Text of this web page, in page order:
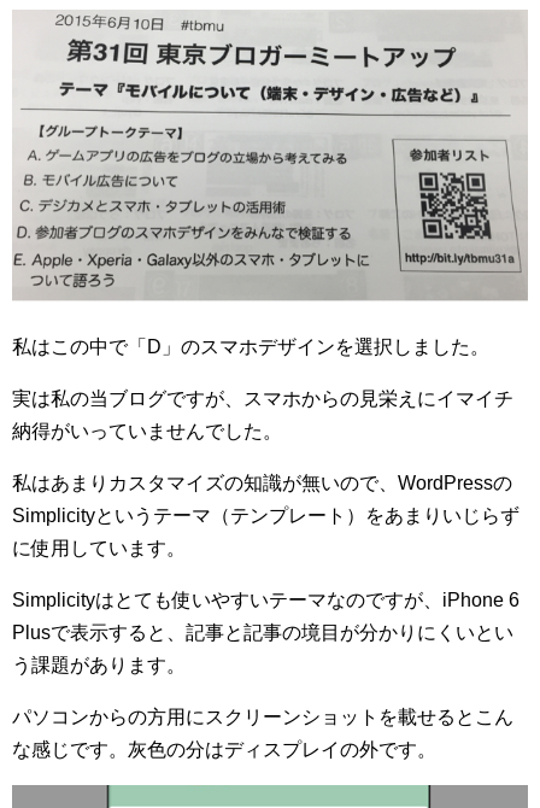
私はこの中で「D」のスマホデザインを選択しました。
実は私の当ブログですが、スマホからの見栄えにイマイチ
納得がいっていませんでした。
私はあまりカスタマイズの知識が無いので、WordPressの
Simplicityというテーマ（テンプレート）をあまりいじらず
に使用しています。
Simplicityはとても使いやすいテーマなのですが、iPhone 6
Plusで表示すると、記事と記事の境目が分かりにくいとい
う課題があります。
パソコンからの方用にスクリーンショットを載せるとこん
な感じです。灰色の分はディスプレイの外です。